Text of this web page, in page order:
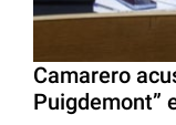
Camarero
Puigdemont”